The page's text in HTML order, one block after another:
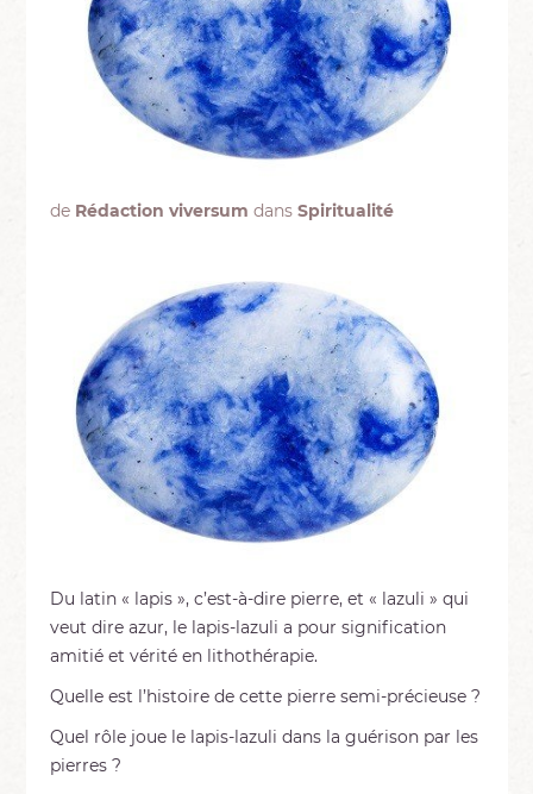
de Rédaction viversum dans Spiritualité
Du latin « lapis », c’est-à-dire pierre, et « lazuli » qui
veut dire azur, le lapis-lazuli a pour signification
amitié et vérité en lithothérapie.
Quelle est l’histoire de cette pierre semi-précieuse ?
Quel rôle joue le lapis-lazuli dans la guérison par les
pierres ?